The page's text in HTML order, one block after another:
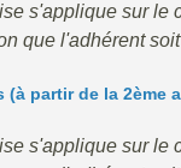
s'applique sur le
que l'adhérent
(à partir de la 2ème
s'applique sur le